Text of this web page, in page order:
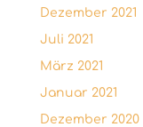
Dezember 2021
Juli 2021
März 2021
Januar 2021
Dezember 2020